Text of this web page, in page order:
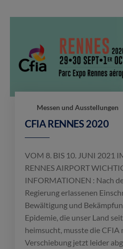
Messen und Ausstellungen
CFIA RENNES 2020
VOM 8. BIS 10. JUNI 2021
RENNES AIRPORT
INFORMATIONEN : Nach
Regierung erlassenen
Bewältigung und
Epidemie, die unser Land
heimsucht, musste die CFIA
Verschiebung jetzt leider